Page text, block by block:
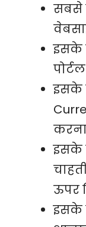
सबसे
इसके
इसके
करना
इसके
ऊपर
इसके